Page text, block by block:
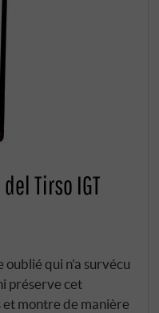
Tirso IGT
oublié qui n'a survécu
préserve cet
et montre de manière